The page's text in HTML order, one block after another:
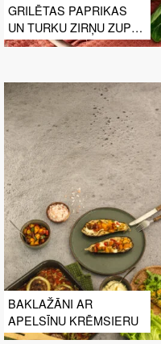
GRILĒTAS PAPRIKAS
UN TURKU ZIRŅU ZUPA
AR MAKARONIEM
BAKLAŽĀNI AR
APELSĪNU KRĒMSIERU